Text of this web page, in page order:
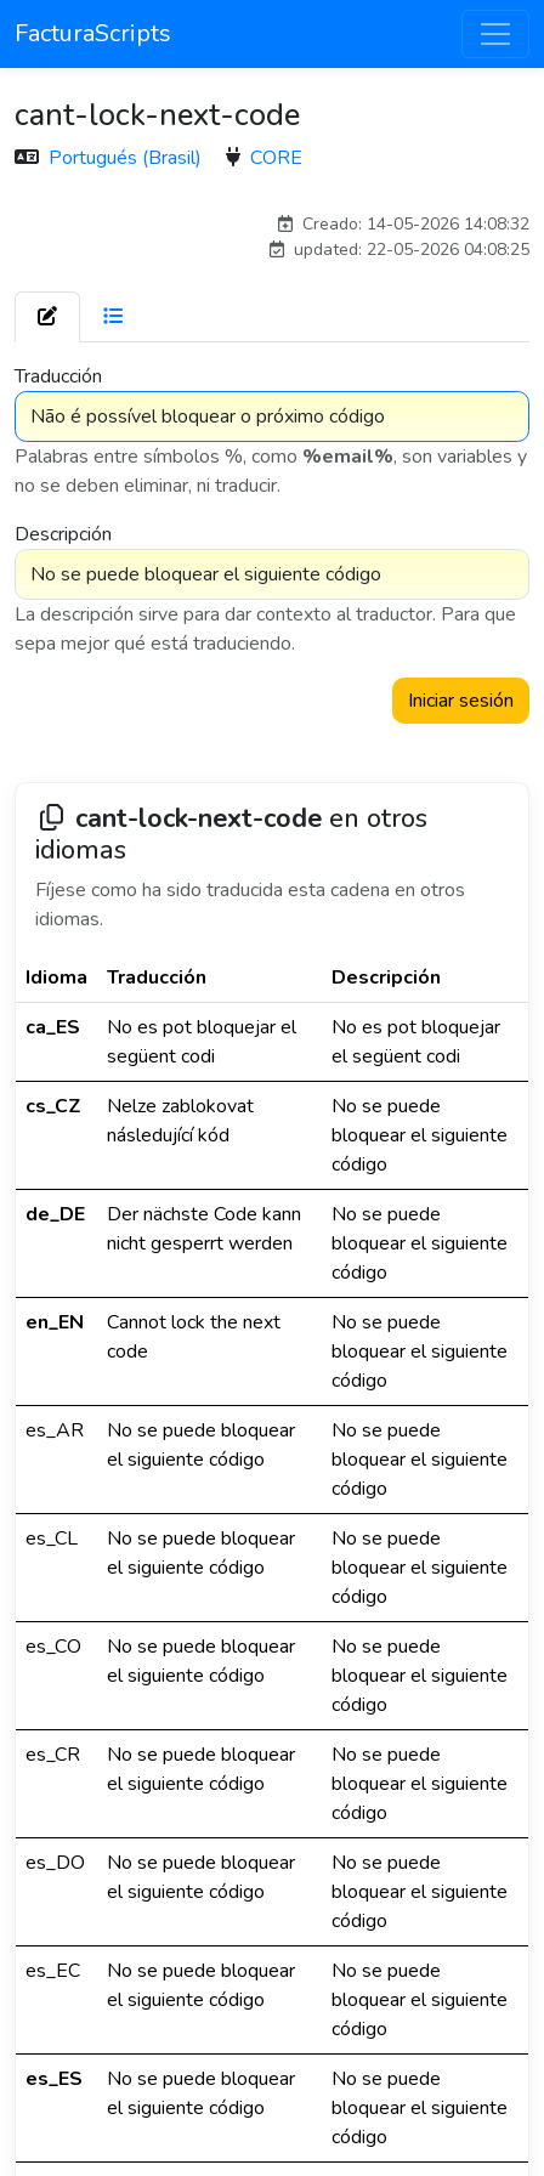
FacturaScripts
cant-lock-next-code
Portugués (Brasil) CORE
Creado: 14-05-2026 14:08:32
updated: 22-05-2026 04:08:25
Traducción
Palabras entre símbolos %, como %email%, son variables y
no se deben eliminar, ni traducir.
Descripción
La descripción sirve para dar contexto al traductor. Para que
sepa mejor qué está traduciendo.
Iniciar sesión
cant-lock-next-code en otros
idiomas
Fíjese como ha sido traducida esta cadena en otros
idiomas.
Idioma Traducción
Descripción
ca_ES
No es pot bloquejar el
següent codi
No es pot bloquejar
el següent codi
cs_CZ
Nelze zablokovat
následující kód
No se puede
bloquear el siguiente
código
de_DE
Der nächste Code kann
nicht gesperrt werden
No se puede
bloquear el siguiente
código
en_EN
Cannot lock the next
code
No se puede
bloquear el siguiente
código
es_AR
No se puede bloquear
el siguiente código
No se puede
bloquear el siguiente
código
es_CL
No se puede bloquear
el siguiente código
No se puede
bloquear el siguiente
código
es_CO
No se puede bloquear
el siguiente código
No se puede
bloquear el siguiente
código
es_CR
No se puede bloquear
el siguiente código
No se puede
bloquear el siguiente
código
es_DO
No se puede bloquear
el siguiente código
No se puede
bloquear el siguiente
código
es_EC
No se puede bloquear
el siguiente código
No se puede
bloquear el siguiente
código
es_ES
No se puede bloquear
el siguiente código
No se puede
bloquear el siguiente
código